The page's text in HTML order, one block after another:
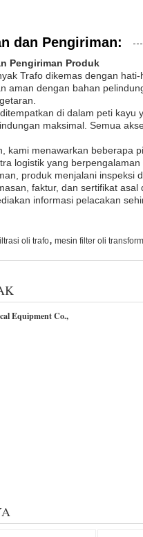
dan Pengiriman:
Pengiriman Produk
Trafo dikemas dengan
aman dengan bahan
di dalam peti
maksimal. Semua
kami menawarkan beberapa
logistik yang
produk menjalani inspeksi
faktur, dan sertifikat
informasi pelacakan
oli trafo, mesin filter oli
Equipment Co.,